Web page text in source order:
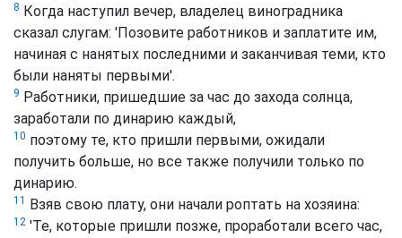
8 Когда наступил вечер, владелец виноградника
сказал слугам: 'Позовите работников и заплатите им,
начиная с нанятых последними и заканчивая теми, кто
были наняты первыми'.
9 Работники, пришедшие за час до захода солнца,
заработали по динарию каждый,
10 поэтому те, кто пришли первыми, ожидали
получить больше, но все также получили только по
динарию.
11 Взяв свою плату, они начали роптать на хозяина:
12 'Те, которые пришли позже, проработали всего час,